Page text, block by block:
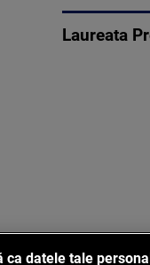
Laureata
ca datele tale